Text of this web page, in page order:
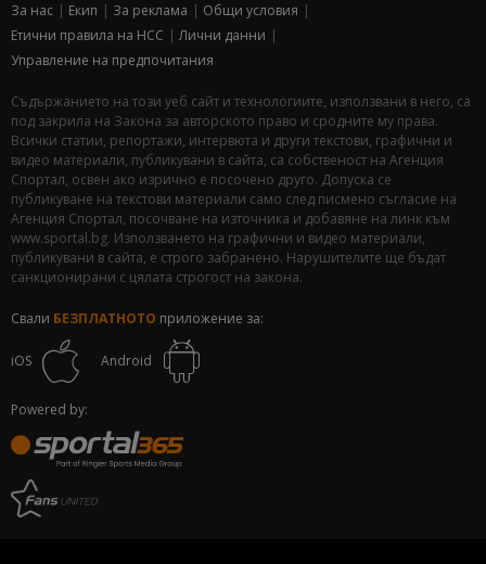
За нас Екип За рекламa
Общи условия
Етични правила на НСС
Лични данни
Управление на предпочитания
Съдържанието на този уеб сайт и технологиите, използвани в него, са
под закрила на Закона за авторското право и сродните му права.
Всички статии, репортажи, интервюта и други текстови, графични и
видео материали, публикувани в сайта, са собственост на Агенция
Спортал, освен ако изрично е посочено друго. Допуска се
публикуване на текстови материали само след писмено съгласие на
Агенция Спортал, посочване на източника и добавяне на линк към
www.sportal.bg. Използването на графични и видео материали,
публикувани в сайта, е строго забранено. Нарушителите ще бъдат
санкционирани с цялата строгост на закона.
Свали БЕЗПЛАТНОТО приложение за:
iOS Android
Powered by: